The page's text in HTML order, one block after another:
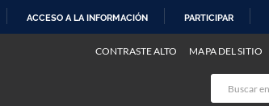
ACCESO A LA INFORMACIÓN PARTICIPAR
CONTRASTE ALTO MAPA DEL SITIO